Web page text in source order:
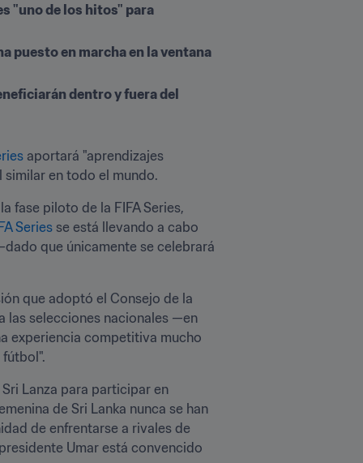
"uno de los hitos" para
puesto en marcha en la ventana
dentro y fuera del
aportará "aprendizajes
en todo el mundo.
fase piloto de la FIFA Series,
Series se está llevando a cabo
que únicamente se celebrará
que adoptó el Consejo de la
las selecciones nacionales —en
experiencia competitiva mucho
Lanza para participar en
de Sri Lanka nunca se han
de enfrentarse a rivales de
Umar está convencido